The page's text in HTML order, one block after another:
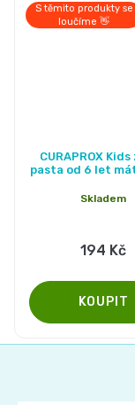
S těmito produkty se
loučíme 👋
CURAPROX
pasta od 6 let
Skladem
194 Kč